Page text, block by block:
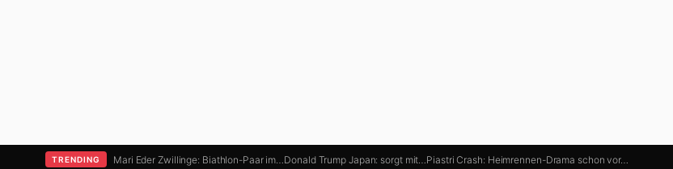
TRENDING Mari Eder Zwillinge: Biathlon-Paar im… Donald Trump Japan: sorgt mit… Piastri Crash: Heimrennen-Drama schon vor…